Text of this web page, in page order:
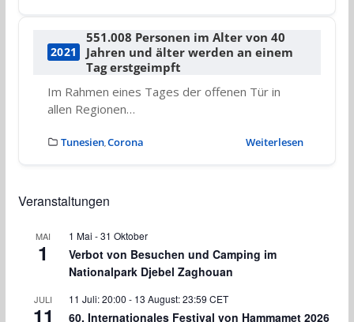
2021
551.008 Personen im Alter von 40
Jahren und älter werden an einem
Tag erstgeimpft
Im Rahmen eines Tages der offenen Tür in
allen Regionen…
Tunesien, Corona Weiterlesen
Veranstaltungen
MAI
1
1 Mai -31 Oktober
Verbot von Besuchen und Camping im
Nationalpark Djebel Zaghouan
JULI
11
11 Juli: 20:00 - 13 August: 23:59 CET
60. Internationales Festival von Hammamet 2026